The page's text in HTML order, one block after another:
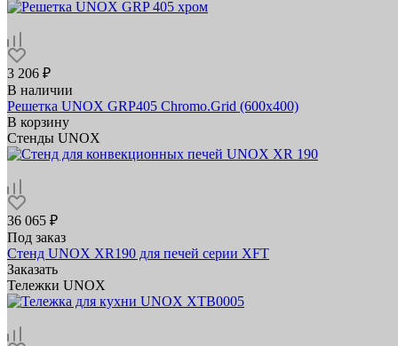
3 206 ₽
В наличии
Решетка UNOX GRP405 Chromo.Grid (600х400)
В корзину
Стенды UNOX
36 065 ₽
Под заказ
Стенд UNOX XR190 для печей серии XFT
Заказать
Тележки UNOX